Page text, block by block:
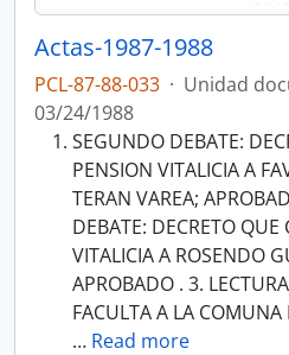
Actas-1987-1988
PCL-87-88-033 · Unidad
03/24/1988
SEGUNDO DEBATE:
PENSION VITALICIA A
TERAN VAREA;
DEBATE: DECRETO
VITALICIA A ROSENDO
APROBADO . 3.
FACULTA A LA COMUNA
… Read more